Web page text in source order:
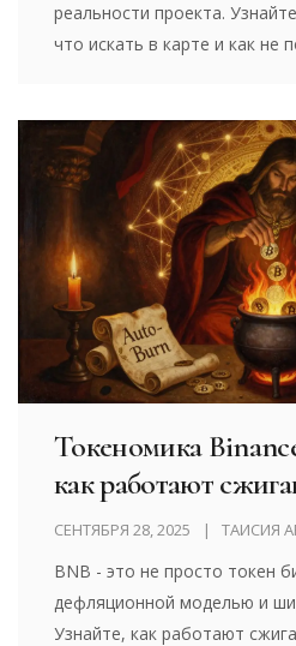
реальности проекта.
что искать в карте и как не
Токеномика
как работают
какие риски у
СЕНТЯБРЯ 28, 2025 ТАИСИЯ
BNB - это не просто токен
дефляционной моделью и
Узнайте, как работают